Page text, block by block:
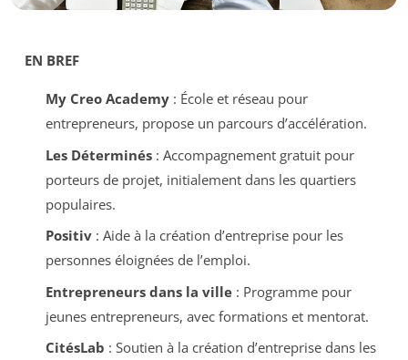
EN BREF
My Creo Academy: École et réseau pour
entrepreneurs, propose un parcours d’accélération.
Les Déterminés: Accompagnement gratuit pour
porteurs de projet, initialement dans les quartiers
populaires.
Positiv: Aide à la création d’entreprise pour les
personnes éloignées de l’emploi.
Entrepreneurs dans la ville: Programme pour
jeunes entrepreneurs, avec formations et mentorat.
CitésLab : Soutien à la création d’entreprise dans les